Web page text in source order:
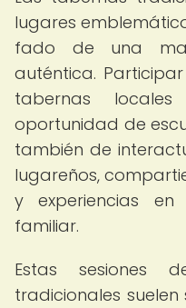
lugares
fado de una
auténtica.
tabernas
oportunidad de
también de
lugareños,
y experiencias
familiar.
Estas sesiones
tradicionales